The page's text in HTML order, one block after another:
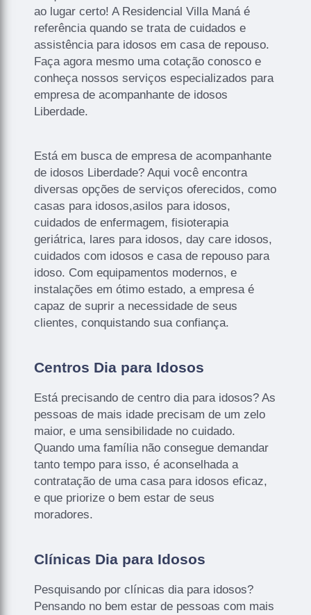
ao lugar certo! A Residencial Villa Maná é
referência quando se trata de cuidados e
assistência para idosos em casa de repouso.
Faça agora mesmo uma cotação conosco e
conheça nossos serviços especializados para
empresa de acompanhante de idosos
Liberdade.
Está em busca de empresa de acompanhante
de idosos Liberdade? Aqui você encontra
diversas opções de serviços oferecidos, como
casas para idosos,asilos para idosos,
cuidados de enfermagem, fisioterapia
geriátrica, lares para idosos, day care idosos,
cuidados com idosos e casa de repouso para
idoso. Com equipamentos modernos, e
instalações em ótimo estado, a empresa é
capaz de suprir a necessidade de seus
clientes, conquistando sua confiança.
Centros Dia para Idosos
Está precisando de centro dia para idosos? As
pessoas de mais idade precisam de um zelo
maior, e uma sensibilidade no cuidado.
Quando uma família não consegue demandar
tanto tempo para isso, é aconselhada a
contratação de uma casa para idosos eficaz,
e que priorize o bem estar de seus
moradores.
Clínicas Dia para Idosos
Pesquisando por clínicas dia para idosos?
Pensando no bem estar de pessoas com mais